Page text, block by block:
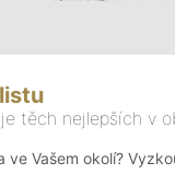
těch nejlepších v
ve Vašem okolí?